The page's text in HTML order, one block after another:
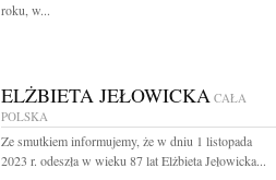
roku, w...
ELŻBIETA JEŁOWICKA CAŁA
POLSKA
Ze smutkiem informujemy, że w dniu 1 listopada
2023 r. odeszła w wieku 87 lat Elżbieta Jełowicka...